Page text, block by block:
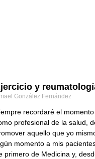
y
González Fernández
recordaré el
profesional de la salud,
aquello que yo
momento a mis
primero de Medicina y,